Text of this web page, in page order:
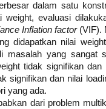
dalam satu
evaluasi
Inflation factor(VIF).
didapatkan nilai
masalah yang
tidak signifikan
signifikan dan nilai
yang ada.
dari problem